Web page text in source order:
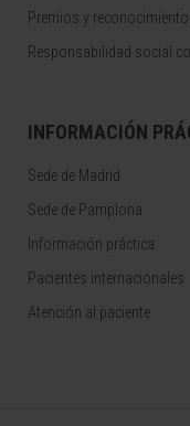
Premios y
Responsabilidad social
INFORMACIÓN
Sede de Madrid
Sede de Pamplona
Información práctica
Pacientes internacionales
Atención al paciente